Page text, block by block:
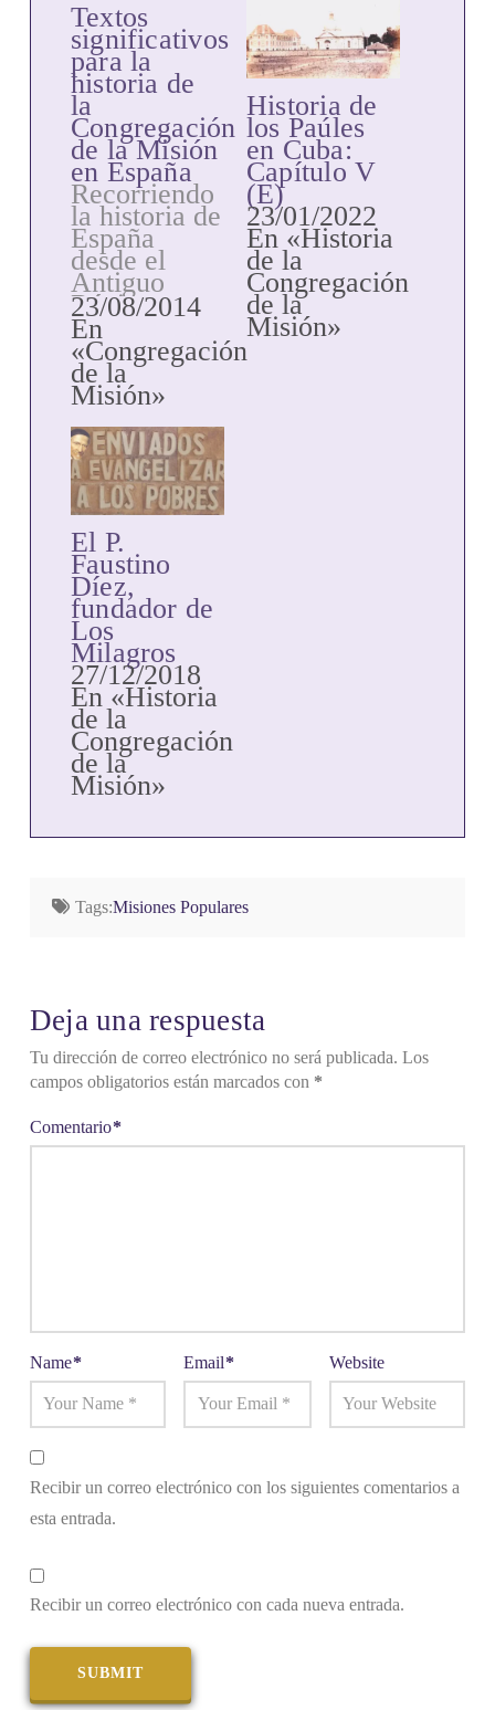
Textos
significativos
para la
historia de
la
Congregación
de la Misión
en España
Recorriendo
la historia de
España
desde el
Antiguo
Régimen
(1703-1835),
la España
Liberal
(1836-1875),
la España de
la
Restauración
(1875-1931)
y los tiempos
contemporáneos
(1931-2000),
este libro
recopila, a lo
largo de 114
páginas, los
documentos
oficiales más
significativos
en la historia
de la
implantación
de la
de la…
23/08/2014
En
«Congregación
de la
Misión»
Historia de
los Paúles
en Cuba:
Capítulo V
(E)
23/01/2022
En «Historia
de la
Congregación
de la
Misión»
El P.
Faustino
Díez,
fundador de
Los
Milagros
27/12/2018
En «Historia
de la
Congregación
de la
Misión»
Tags:Misiones Populares
Deja una respuesta
Tu dirección de correo electrónico no será publicada. Los
campos obligatorios están marcados con *
Comentario*
Name* Email* Website
Recibir un correo electrónico con los siguientes comentarios a
esta entrada.
Recibir un correo electrónico con cada nueva entrada.